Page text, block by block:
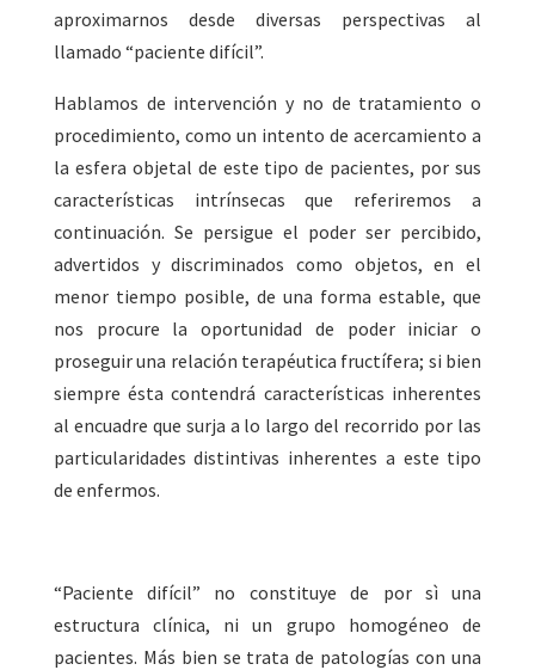
aproximarnos desde diversas perspectivas al
llamado “paciente difícil”.
Hablamos de intervención y no de tratamiento o
procedimiento, como un intento de acercamiento a
la esfera objetal de este tipo de pacientes, por sus
características intrínsecas que referiremos a
continuación. Se persigue el poder ser percibido,
advertidos y discriminados como objetos, en el
menor tiempo posible, de una forma estable, que
nos procure la oportunidad de poder iniciar o
proseguir una relación terapéutica fructífera; si bien
siempre ésta contendrá características inherentes
al encuadre que surja a lo largo del recorrido por las
particularidades distintivas inherentes a este tipo
de enfermos.
“Paciente difícil” no constituye de por sì una
estructura clínica, ni un grupo homogéneo de
pacientes. Más bien se trata de patologías con una